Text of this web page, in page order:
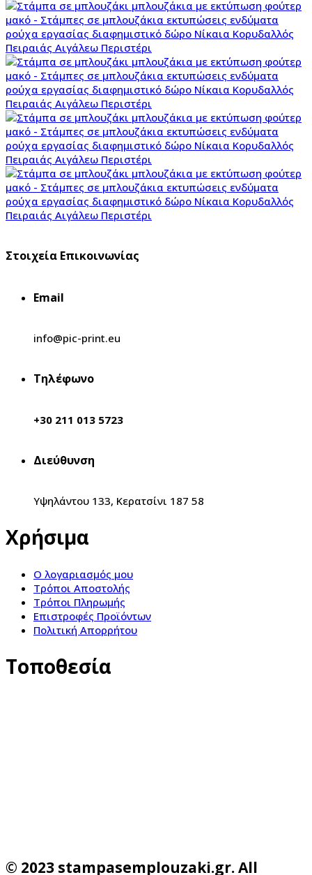
Στοιχεία Επικοινωνίας
Email
info@pic-print.eu
Τηλέφωνο
+30 211 013 5723
Διεύθυνση
Υψηλάντου 133, Κερατσίνι 187 58
Χρήσιμα
Ο λογαριασμός μου
Τρόποι Αποστολής
Τρόποι Πληρωμής
Επιστροφές Προϊόντων
Πολιτική Απορρήτου
Τοποθεσία
© 2023 stampasemplouzaki.gr. All